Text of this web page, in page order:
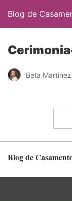
Blog de
Beta Martinez
Blog de